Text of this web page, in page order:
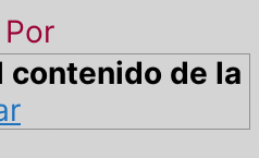
contenido de la